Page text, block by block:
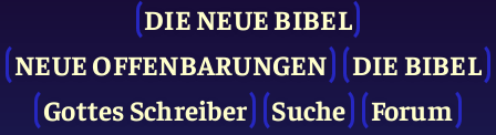
DIE NEUE BIBEL
NEUE OFFENBARUNGEN
DIE BIBEL
Gottes Schreiber
Suche
Forum